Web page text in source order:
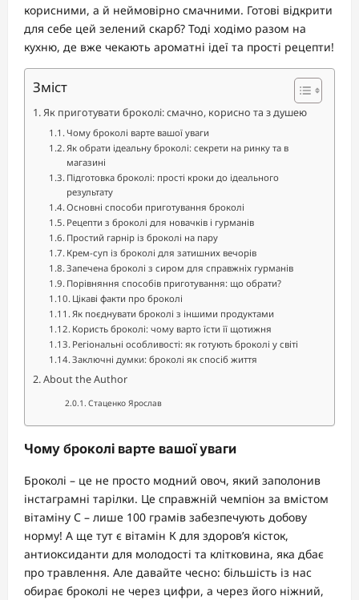
корисними, а й неймовірно смачними. Готові відкрити
для себе цей зелений скарб? Тоді ходімо разом на
кухню, де вже чекають ароматні ідеї та прості рецепти!
Зміст
Як приготувати броколі: смачно, корисно та з душею
Чому броколі варте вашої уваги
Як обрати ідеальну броколі: секрети на ринку та в
магазині
Підготовка броколі: прості кроки до ідеального
результату
Основні способи приготування броколі
Рецепти з броколі для новачків і гурманів
Простий гарнір із броколі на пару
Крем-суп із броколі для затишних вечорів
Запечена броколі з сиром для справжніх гурманів
Порівняння способів приготування: що обрати?
Цікаві факти про броколі
Як поєднувати броколі з іншими продуктами
Користь броколі: чому варто їсти її щотижня
Регіональні особливості: як готують броколі у світі
Заключні думки: броколі як спосіб життя
About the Author
Стаценко Ярослав
Чому броколі варте вашої уваги
Броколі – це не просто модний овоч, який заполонив
інстаграмні тарілки. Це справжній чемпіон за вмістом
вітаміну С – лише 100 грамів забезпечують добову
норму! А ще тут є вітамін К для здоров’я кісток,
антиоксиданти для молодості та клітковина, яка дбає
про травлення. Але давайте чесно: більшість із нас
обирає броколі не через цифри, а через його ніжний,